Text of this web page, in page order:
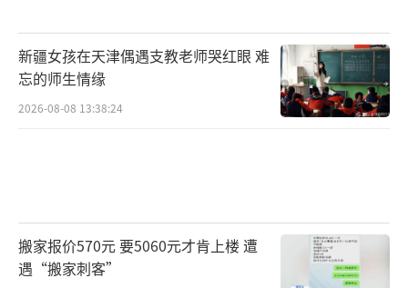
新疆女孩在天津偶遇支教老师哭红眼 难
忘的师生情缘
2026-08-08 13:38:24
搬家报价570元 要5060元才肯上楼 遭
遇“搬家刺客”